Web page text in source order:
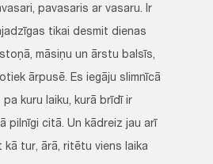
pavasaris ar vasaru. Ir
tikai desmit dienas
māsiņu un ārstu balsīs,
ārpusē. Es iegāju slimnīcā
kuru laiku, kurā brīdī ir
pilnīgi citā. Un kādreiz jau arī
kā tur, ārā, ritētu viens laika